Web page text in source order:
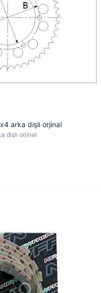
arka dişli orjinal
dişli orjinal